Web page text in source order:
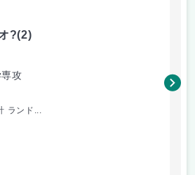
?(2)
攻
ランド...
こ